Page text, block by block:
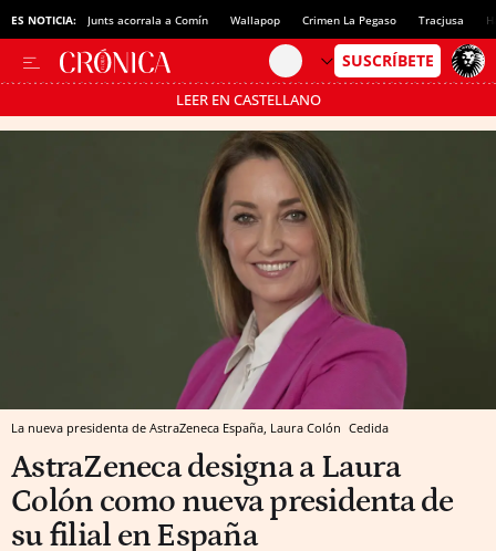
ES NOTICIA: Junts acorrala a Comín Wallapop Crimen La Pegaso Tracjusa
LEER EN CASTELLANO
Pásate al MODO AHORRO
La nueva presidenta de AstraZeneca España, Laura Colón Cedida
AstraZeneca designa a Laura
Colón como nueva presidenta de
su filial en España